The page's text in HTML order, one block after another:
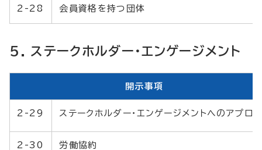
2-28 会員資格を持つ団体
5. ステークホルダー・エンゲージメント
開示事項
2-29 ステークホルダー・エンゲージメントへのアプロ
2-30 労働協約